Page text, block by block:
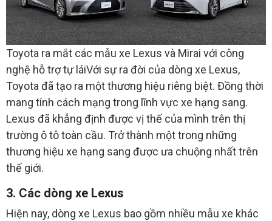
Toyota ra mắt các mẫu xe Lexus và Mirai với công
nghệ hỗ trợ tự láiVới sự ra đời của dòng xe Lexus,
Toyota đã tạo ra một thương hiệu riêng biệt. Đồng thời
mang tính cách mạng trong lĩnh vực xe hạng sang.
Lexus đã khẳng định được vị thế của mình trên thị
trường ô tô toàn cầu. Trở thành một trong những
thương hiệu xe hạng sang được ưa chuộng nhất trên
thế giới.
3. Các dòng xe Lexus
Hiện nay, dòng xe Lexus bao gồm nhiều mẫu xe khác